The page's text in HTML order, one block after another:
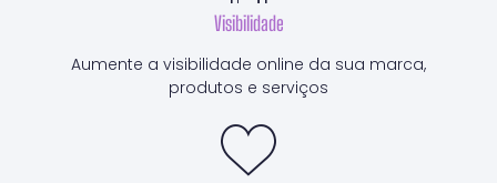
Visibilidade
Aumente a visibilidade online da sua marca,
produtos e serviços